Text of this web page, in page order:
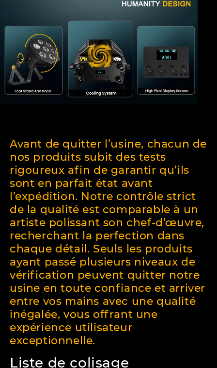
Avant de quitter l’usine, chacun de
nos produits subit des tests
rigoureux afin de garantir qu’ils
sont en parfait état avant
l’expédition. Notre contrôle strict
de la qualité est comparable à un
artiste polissant son chef-d’œuvre,
recherchant la perfection dans
chaque détail. Seuls les produits
ayant passé plusieurs niveaux de
vérification peuvent quitter notre
usine en toute confiance et arriver
entre vos mains avec une qualité
inégalée, vous offrant une
expérience utilisateur
exceptionnelle.
Liste de colisage